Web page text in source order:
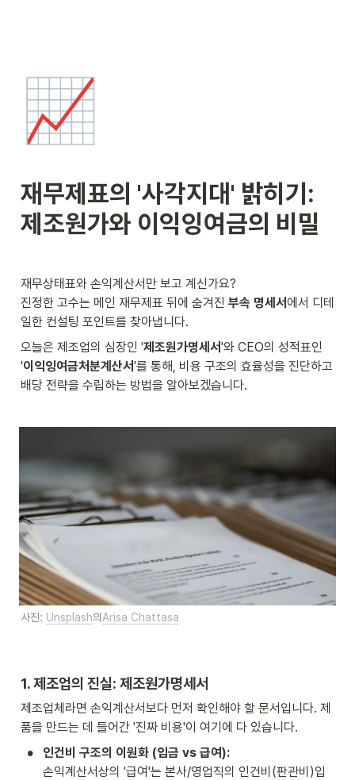
📈
재무제표의 '사각지대' 밝히기:
제조원가와 이익잉여금의 비밀
재무상태표와 손익계산서만 보고 계신가요?
진정한 고수는 메인 재무제표 뒤에 숨겨진 부속 명세서에서 디테
일한 컨설팅 포인트를 찾아냅니다.
오늘은 제조업의 심장인 '제조원가명세서'와 CEO의 성적표인
'이익잉여금처분계산서'를 통해, 비용 구조의 효율성을 진단하고
배당 전략을 수립하는 방법을 알아보겠습니다.
사진: Unsplash의 Arisa Chattasa
1. 제조업의 진실: 제조원가명세서
제조업체라면 손익계산서보다 먼저 확인해야 할 문서입니다. 제
품을 만드는 데 들어간 '진짜 비용'이 여기에 다 있습니다.
•
인건비 구조의 이원화 (임금 vs 급여):
손익계산서상의 '급여'는 본사/영업직의 인건비(판관비)입